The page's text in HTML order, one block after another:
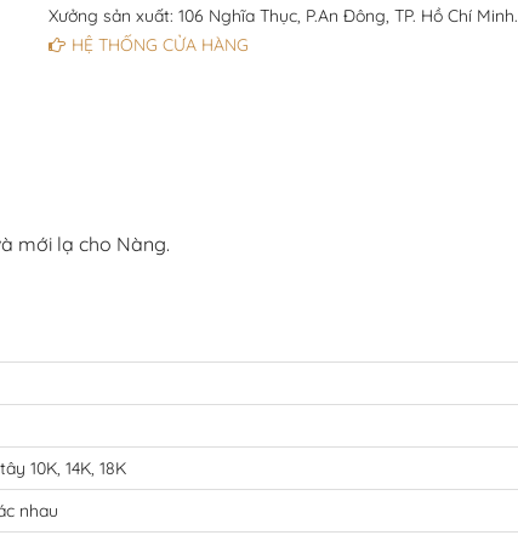
Xưởng sản xuất: 106 Nghĩa Thục, P.An Đông, TP. Hồ Chí Minh.
HỆ THỐNG CỬA HÀNG
mới lạ cho Nàng.
10K, 14K, 18K
nhau